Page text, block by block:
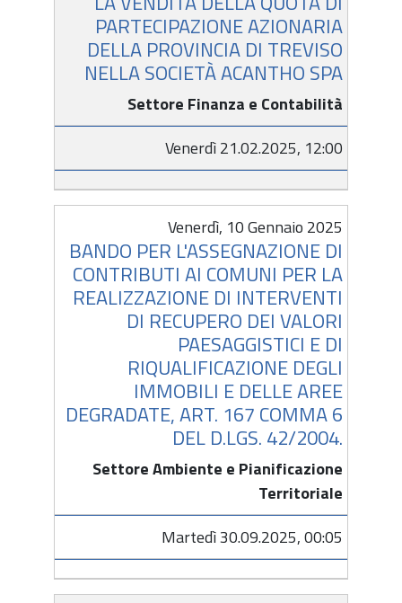
PARTECIPAZIONE AZIONARIA
DELLA PROVINCIA DI TREVISO
NELLA SOCIETÀ ACANTHO SPA
Settore Finanza e Contabilità
Venerdì 21.02.2025, 12:00
Venerdì, 10 Gennaio 2025
BANDO PER L'ASSEGNAZIONE DI
CONTRIBUTI AI COMUNI PER LA
REALIZZAZIONE DI INTERVENTI
DI RECUPERO DEI VALORI
PAESAGGISTICI E DI
RIQUALIFICAZIONE DEGLI
IMMOBILI E DELLE AREE
DEGRADATE, ART. 167 COMMA 6
DEL D.LGS. 42/2004.
Settore Ambiente e Pianificazione
Territoriale
Martedì 30.09.2025, 00:05